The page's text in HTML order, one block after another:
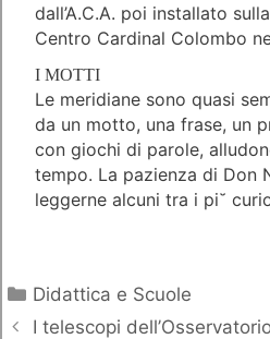
dall’A.C.A. poi installato
Centro Cardinal Colombo
I MOTTI
Le meridiane sono quasi
da un motto, una frase, un
con giochi di parole,
tempo. La pazienza di Don
leggerne alcuni tra i pi˘
Categorie
Didattica e Scuole
I telescopi